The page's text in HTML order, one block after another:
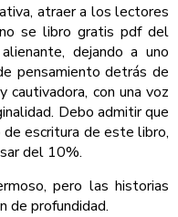
atraer a los lectores
se libro gratis pdf del
dejando a uno
pensamiento detrás de
con una voz
Debo admitir que
escritura de este libro,
del 10%.
pero las historias
de profundidad.